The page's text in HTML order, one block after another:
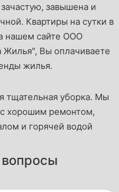
завышена и
Квартиры на сутки в
нашем сайте ООО
Вы оплачиваете
жилья.
тщательная уборка. Мы
хорошим ремонтом,
и горячей водой